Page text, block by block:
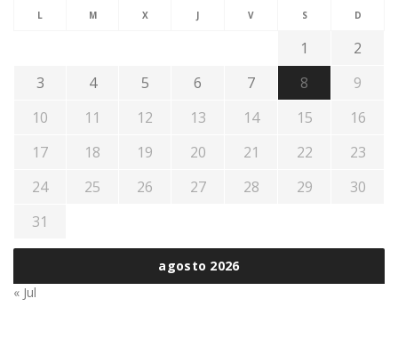
agosto 2026
L M X J V S D
1
2
3
4 5 6 7 8
9
10
11 12 13 14 15
16
17
18 19 20 21 22
23
24
25 26 27 28 29
30
31
« Jul